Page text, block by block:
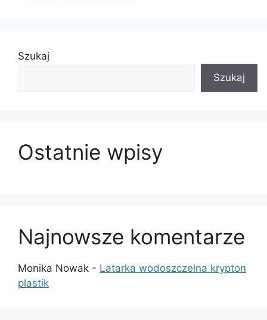
Szukaj
Szukaj
Ostatnie wpisy
Najnowsze komentarze
Monika Nowak - Latarka wodoszczelna krypton
plastik